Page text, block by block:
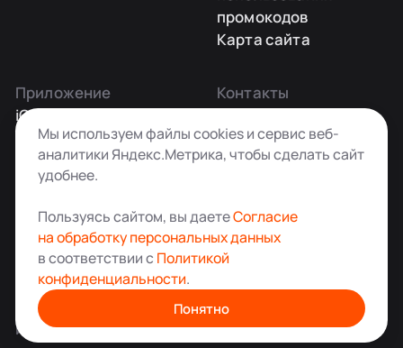
промокодов
Карта сайта
Приложение
iOS
Android
Контакты
Заказать звонок
+7 495 181-55-45
info@kladovkin.ru
Аренда склада для хранения вещей в Москве
© ООО «Кладовкин» 2026. Все права защищены
ИНН:7100007940 ОГРН:1217100007805
Мы используем файлы cookies и сервис веб-
аналитики Яндекс.Метрика, чтобы сделать сайт
удобнее.
Пользуясь сайтом, вы даетеСогласие
на обработку персональных данных
в соответствии с Политикой
конфиденциальности.
Понятно